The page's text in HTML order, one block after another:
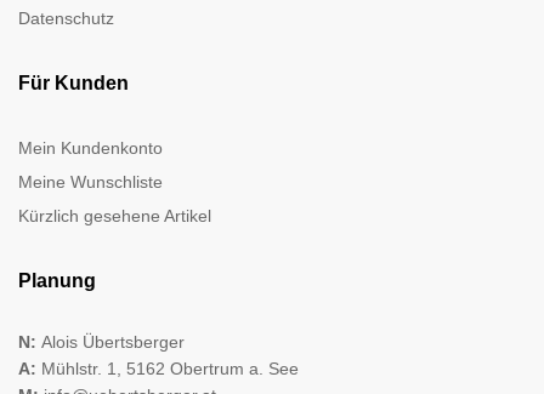
Datenschutz
Für Kunden
Mein Kundenkonto
Meine Wunschliste
Kürzlich gesehene Artikel
Planung
N: Alois Übertsberger
A: Mühlstr. 1, 5162 Obertrum a. See